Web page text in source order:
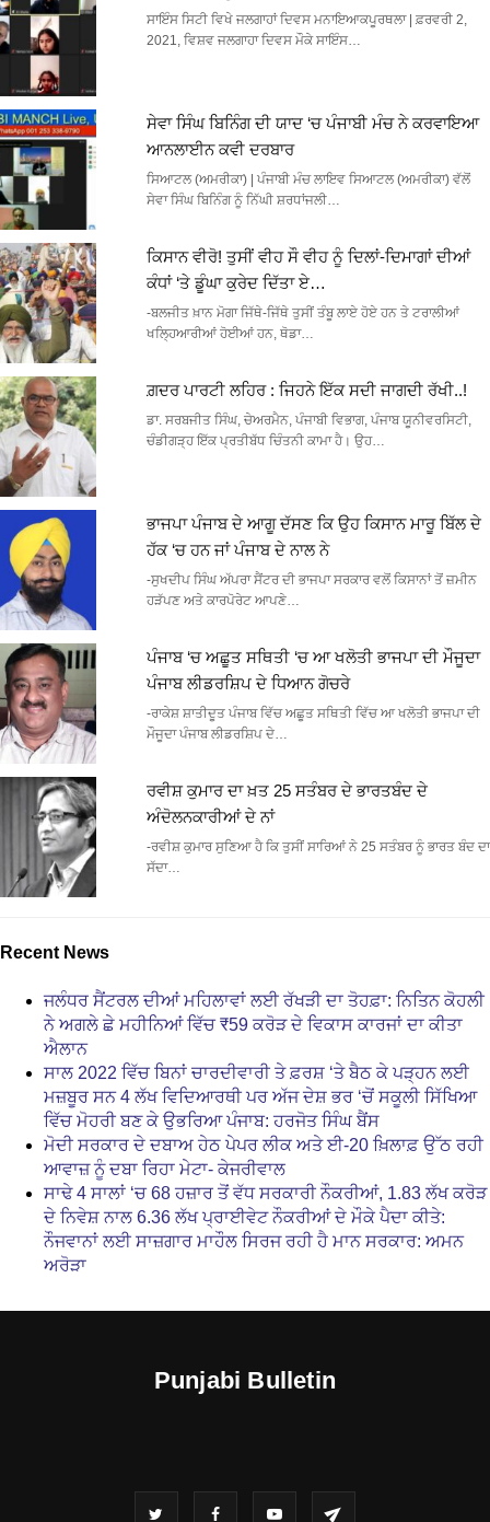
ਸਾਇੰਸ ਸਿਟੀ ਵਿਖੇ ਜਲਗਾਹਾਂ ਦਿਵਸ ਮਨਾਇਆਕਪੂਰਥਲਾ | ਫ਼ਰਵਰੀ 2,
2021, ਵਿਸ਼ਵ ਜਲਗਾਹਾ ਦਿਵਸ ਮੌਕੇ ਸਾਇੰਸ…
ਸੇਵਾ ਸਿੰਘ ਬਿਨਿੰਗ ਦੀ ਯਾਦ ‘ਚ ਪੰਜਾਬੀ ਮੰਚ ਨੇ ਕਰਵਾਇਆ
ਆਨਲਾਈਨ ਕਵੀ ਦਰਬਾਰ
ਸਿਆਟਲ (ਅਮਰੀਕਾ) | ਪੰਜਾਬੀ ਮੰਚ ਲਾਇਵ ਸਿਆਟਲ (ਅਮਰੀਕਾ) ਵੱਲੋਂ
ਸੇਵਾ ਸਿੰਘ ਬਿਨਿੰਗ ਨੂੰ ਨਿੱਘੀ ਸ਼ਰਧਾਂਜਲੀ…
ਕਿਸਾਨ ਵੀਰੋ! ਤੁਸੀਂ ਵੀਹ ਸੌ ਵੀਹ ਨੂੰ ਦਿਲਾਂ-ਦਿਮਾਗਾਂ ਦੀਆਂ
ਕੰਧਾਂ ‘ਤੇ ਡੂੰਘਾ ਕੁਰੇਦ ਦਿੱਤਾ ਏ…
-ਬਲਜੀਤ ਖ਼ਾਨ ਮੋਗਾ ਜਿੱਥੇ-ਜਿੱਥੇ ਤੁਸੀਂ ਤੰਬੂ ਲਾਏ ਹੋਏ ਹਨ ਤੇ ਟਰਾਲੀਆਂ
ਖਲ੍ਹਿਆਰੀਆਂ ਹੋਈਆਂ ਹਨ, ਥੋਡਾ…
ਗ਼ਦਰ ਪਾਰਟੀ ਲਹਿਰ : ਜਿਹਨੇ ਇੱਕ ਸਦੀ ਜਾਗਦੀ ਰੱਖੀ..!
ਡਾ. ਸਰਬਜੀਤ ਸਿੰਘ, ਚੇਅਰਮੈਨ, ਪੰਜਾਬੀ ਵਿਭਾਗ, ਪੰਜਾਬ ਯੂਨੀਵਰਸਿਟੀ,
ਚੰਡੀਗੜ੍ਹ ਇੱਕ ਪ੍ਰਤੀਬੱਧ ਚਿੰਤਨੀ ਕਾਮਾ ਹੈ। ਉਹ…
ਭਾਜਪਾ ਪੰਜਾਬ ਦੇ ਆਗੂ ਦੱਸਣ ਕਿ ਉਹ ਕਿਸਾਨ ਮਾਰੂ ਬਿੱਲ ਦੇ
ਹੱਕ ‘ਚ ਹਨ ਜਾਂ ਪੰਜਾਬ ਦੇ ਨਾਲ ਨੇ
-ਸੁਖਦੀਪ ਸਿੰਘ ਅੱਪਰਾ ਸੈਂਟਰ ਦੀ ਭਾਜਪਾ ਸਰਕਾਰ ਵਲੋਂ ਕਿਸਾਨਾਂ ਤੋਂ ਜ਼ਮੀਨ
ਹੜੱਪਣ ਅਤੇ ਕਾਰਪੋਰੇਟ ਆਪਣੇ…
ਪੰਜਾਬ ‘ਚ ਅਛੂਤ ਸਥਿਤੀ ‘ਚ ਆ ਖਲੋਤੀ ਭਾਜਪਾ ਦੀ ਮੌਜੂਦਾ
ਪੰਜਾਬ ਲੀਡਰਸ਼ਿਪ ਦੇ ਧਿਆਨ ਗੋਚਰੇ
-ਰਾਕੇਸ਼ ਸ਼ਾਤੀਦੂਤ ਪੰਜਾਬ ਵਿੱਚ ਅਛੂਤ ਸਥਿਤੀ ਵਿੱਚ ਆ ਖਲੋਤੀ ਭਾਜਪਾ ਦੀ
ਮੌਜੂਦਾ ਪੰਜਾਬ ਲੀਡਰਸ਼ਿਪ ਦੇ…
ਰਵੀਸ਼ ਕੁਮਾਰ ਦਾ ਖ਼ਤ 25 ਸਤੰਬਰ ਦੇ ਭਾਰਤਬੰਦ ਦੇ
ਅੰਦੋਲਨਕਾਰੀਆਂ ਦੇ ਨਾਂ
-ਰਵੀਸ਼ ਕੁਮਾਰ ਸੁਣਿਆ ਹੈ ਕਿ ਤੁਸੀਂ ਸਾਰਿਆਂ ਨੇ 25 ਸਤੰਬਰ ਨੂੰ ਭਾਰਤ ਬੰਦ ਦਾ
ਸੱਦਾ…
Recent News
ਜਲੰਧਰ ਸੈਂਟਰਲ ਦੀਆਂ ਮਹਿਲਾਵਾਂ ਲਈ ਰੱਖੜੀ ਦਾ ਤੋਹਫ਼ਾ: ਨਿਤਿਨ ਕੋਹਲੀ
ਨੇ ਅਗਲੇ ਛੇ ਮਹੀਨਿਆਂ ਵਿੱਚ ₹59 ਕਰੋੜ ਦੇ ਵਿਕਾਸ ਕਾਰਜਾਂ ਦਾ ਕੀਤਾ
ਐਲਾਨ
ਸਾਲ 2022 ਵਿੱਚ ਬਿਨਾਂ ਚਾਰਦੀਵਾਰੀ ਤੇ ਫ਼ਰਸ਼ ‘ਤੇ ਬੈਠ ਕੇ ਪੜ੍ਹਨ ਲਈ
ਮਜ਼ਬੂਰ ਸਨ 4 ਲੱਖ ਵਿਦਿਆਰਥੀ ਪਰ ਅੱਜ ਦੇਸ਼ ਭਰ ‘ਚੋਂ ਸਕੂਲੀ ਸਿੱਖਿਆ
ਵਿੱਚ ਮੋਹਰੀ ਬਣ ਕੇ ਉਭਰਿਆ ਪੰਜਾਬ: ਹਰਜੋਤ ਸਿੰਘ ਬੈਂਸ
ਮੋਦੀ ਸਰਕਾਰ ਦੇ ਦਬਾਅ ਹੇਠ ਪੇਪਰ ਲੀਕ ਅਤੇ ਈ-20 ਖ਼ਿਲਾਫ਼ ਉੱਠ ਰਹੀ
ਆਵਾਜ਼ ਨੂੰ ਦਬਾ ਰਿਹਾ ਮੇਟਾ- ਕੇਜਰੀਵਾਲ
ਸਾਢੇ 4 ਸਾਲਾਂ ‘ਚ 68 ਹਜ਼ਾਰ ਤੋਂ ਵੱਧ ਸਰਕਾਰੀ ਨੌਕਰੀਆਂ, 1.83 ਲੱਖ ਕਰੋੜ
ਦੇ ਨਿਵੇਸ਼ ਨਾਲ 6.36 ਲੱਖ ਪ੍ਰਾਈਵੇਟ ਨੌਕਰੀਆਂ ਦੇ ਮੌਕੇ ਪੈਦਾ ਕੀਤੇ:
ਨੌਜਵਾਨਾਂ ਲਈ ਸਾਜ਼ਗਾਰ ਮਾਹੌਲ ਸਿਰਜ ਰਹੀ ਹੈ ਮਾਨ ਸਰਕਾਰ: ਅਮਨ
ਅਰੋੜਾ
Punjabi Bulletin